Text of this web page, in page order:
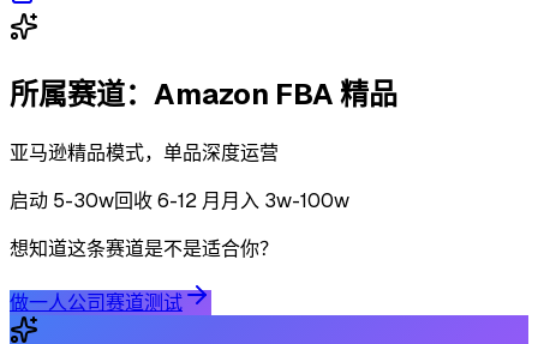
所属赛道： Amazon FBA 精品
亚马逊精品模式，单品深度运营
启动 5-30w回收6-12 月 月入 3w-100w
想知道这条赛道是不是适合你？
做一人公司赛道测试